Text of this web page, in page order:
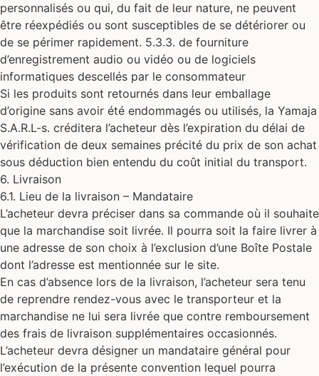
personnalisés ou qui, du fait de leur nature, ne peuvent
être réexpédiés ou sont susceptibles de se détériorer ou
de se périmer rapidement. 5.3.3. de fourniture
d’enregistrement audio ou vidéo ou de logiciels
informatiques descellés par le consommateur
Si les produits sont retournés dans leur emballage
d’origine sans avoir été endommagés ou utilisés, la Yamaja
S.A.R.L-s. créditera l’acheteur dès l’expiration du délai de
vérification de deux semaines précité du prix de son achat
sous déduction bien entendu du coût initial du transport.
6. Livraison
6.1. Lieu de la livraison – Mandataire
L’acheteur devra préciser dans sa commande où il souhaite
que la marchandise soit livrée. Il pourra soit la faire livrer à
une adresse de son choix à l’exclusion d’une Boîte Postale
dont l’adresse est mentionnée sur le site.
En cas d’absence lors de la livraison, l’acheteur sera tenu
de reprendre rendez-vous avec le transporteur et la
marchandise ne lui sera livrée que contre remboursement
des frais de livraison supplémentaires occasionnés.
L’acheteur devra désigner un mandataire général pour
l’exécution de la présente convention lequel pourra